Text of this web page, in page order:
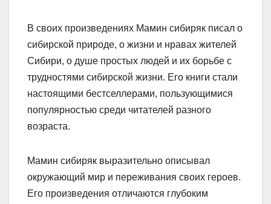
В своих произведениях Мамин сибиряк писал о
сибирской природе, о жизни и нравах жителей
Сибири, о душе простых людей и их борьбе с
трудностями сибирской жизни. Его книги стали
настоящими бестселлерами, пользующимися
популярностью среди читателей разного
возраста.
Мамин сибиряк выразительно описывал
окружающий мир и переживания своих героев.
Его произведения отличаются глубоким